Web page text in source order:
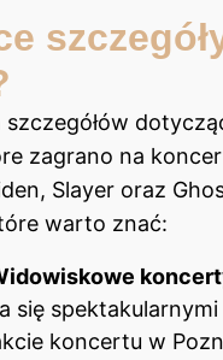
szczegółów
zagrano na
Slayer oraz
warto znać:
się
koncertu w